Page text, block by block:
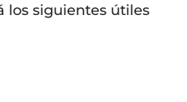
los siguientes útiles